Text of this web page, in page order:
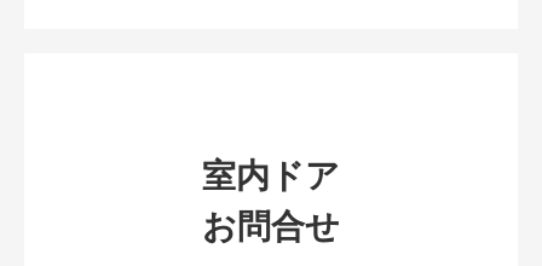
室内ドア
お問合せ